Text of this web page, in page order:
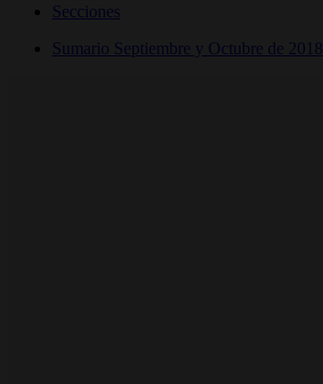
Secciones
Sumario Septiembre y Octubre de 2018